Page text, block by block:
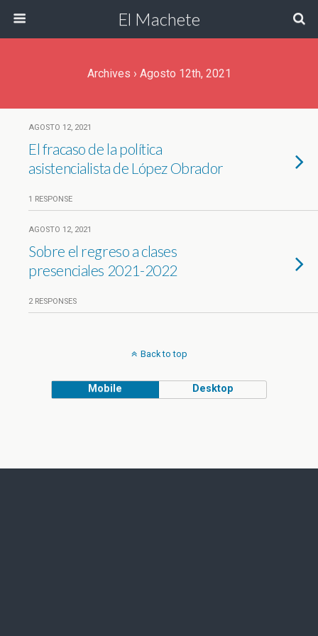
El Machete
Archives › Agosto 12th, 2021
AGOSTO 12, 2021
El fracaso de la política
asistencialista de López Obrador
1 RESPONSE
AGOSTO 12, 2021
Sobre el regreso a clases
presenciales 2021-2022
2 RESPONSES
Back to top
Mobile Desktop